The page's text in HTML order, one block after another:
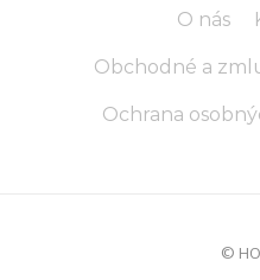
O nás
Obchodné a
Ochrana
©